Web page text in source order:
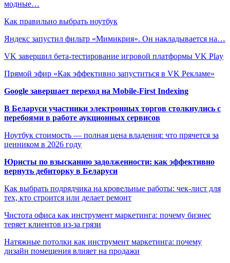
модные…
Как правильно выбрать ноутбук
Яндекс запустил фильтр «Мимикрия». Он накладывается на…
VK завершил бета-тестирование игровой платформы VK Play
Прямой эфир «Как эффективно запуститься в VK Рекламе»
Google завершает переход на Mobile-First Indexing
В Беларуси участники электронных торгов столкнулись с
перебоями в работе аукционных сервисов
Ноутбук стоимость — полная цена владения: что прячется за
ценником в 2026 году
Юристы по взысканию задолженности: как эффективно
вернуть дебиторку в Беларуси
Как выбрать подрядчика на кровельные работы: чек-лист для
тех, кто строится или делает ремонт
Чистота офиса как инструмент маркетинга: почему бизнес
теряет клиентов из-за грязи
Натяжные потолки как инструмент маркетинга: почему
дизайн помещения влияет на продажи